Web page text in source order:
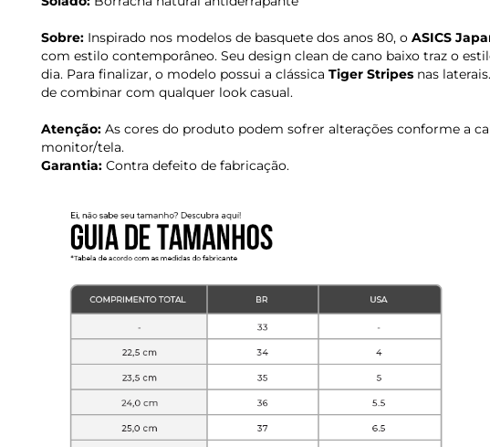
Sobre: Inspirado nos modelos de basquete dos anos 80, o ASICS
com estilo contemporâneo. Seu design clean de cano baixo traz o
dia. Para finalizar, o modelo possui a clássica Tiger Stripes nas
de combinar com qualquer look casual.
Atenção: As cores do produto podem sofrer alterações conforme a
monitor/tela.
Garantia: Contra defeito de fabricação.